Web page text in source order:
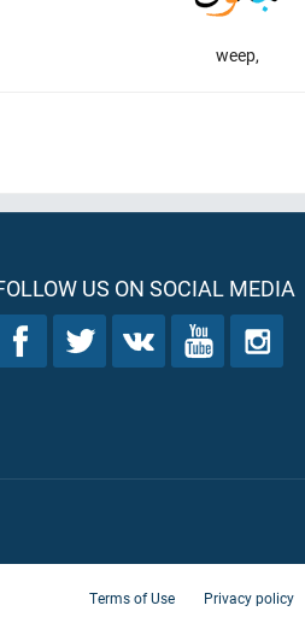
weep,
US ON SOCIAL MEDIA
Terms of Use Privacy policy